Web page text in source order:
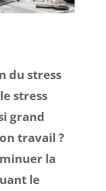
du stress
stress
grand
travail ?
la
le